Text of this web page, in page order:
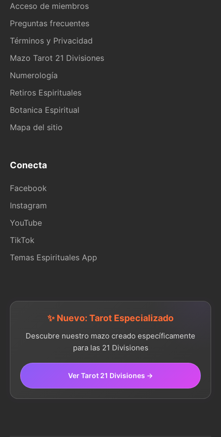
Acceso de miembros
Preguntas frecuentes
Términos y Privacidad
Mazo Tarot 21 Divisiones
Numerología
Retiros Espirituales
Botanica Espiritual
Mapa del sitio
Conecta
Facebook
Instagram
YouTube
TikTok
Temas Espirituales App
✨ Nuevo: Tarot Especializado
Descubre nuestro mazo creado específicamente
para las 21 Divisiones
Ver Tarot 21 Divisiones →